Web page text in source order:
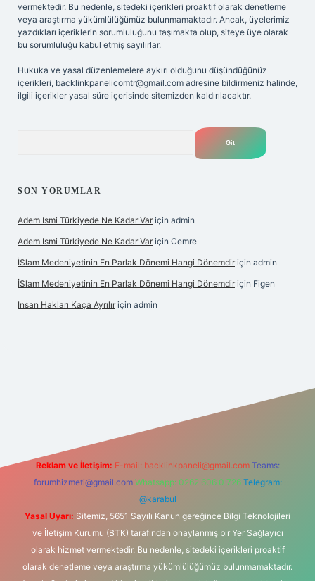
vermektedir. Bu nedenle, sitedeki içerikleri proaktif olarak denetleme
veya araştırma yükümlülüğümüz bulunmamaktadır. Ancak, üyelerimiz
yazdıkları içeriklerin sorumluluğunu taşımakta olup, siteye üye olarak
bu sorumluluğu kabul etmiş sayılırlar.
Hukuka ve yasal düzenlemelere aykırı olduğunu düşündüğünüz
içerikleri, backlinkpanelicomtr@gmail.com adresine bildirmeniz halinde,
ilgili içerikler yasal süre içerisinde sitemizden kaldırılacaktır.
SON YORUMLAR
Adem Ismi Türkiyede Ne Kadar Var için admin
Adem Ismi Türkiyede Ne Kadar Var için Cemre
İSlam Medeniyetinin En Parlak Dönemi Hangi Dönemdir için admin
İSlam Medeniyetinin En Parlak Dönemi Hangi Dönemdir için Figen
Insan Hakları Kaça Ayrılır için admin
Reklam ve İletişim: E-mail: backlinkpaneli@gmail.com Teams:
forumhizmeti@gmail.com Whatsapp: 0262 606 0 726 Telegram:
@karabul
Yasal Uyarı: Sitemiz, 5651 Sayılı Kanun gereğince Bilgi Teknolojileri
ve İletişim Kurumu (BTK) tarafından onaylanmış bir Yer Sağlayıcı
olarak hizmet vermektedir. Bu nedenle, sitedeki içerikleri proaktif
olarak denetleme veya araştırma yükümlülüğümüz bulunmamaktadır.